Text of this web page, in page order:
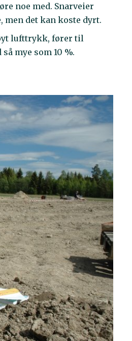
noe med. Snarveier
det kan koste dyrt.
lufttrykk, fører til
mye som 10 %.